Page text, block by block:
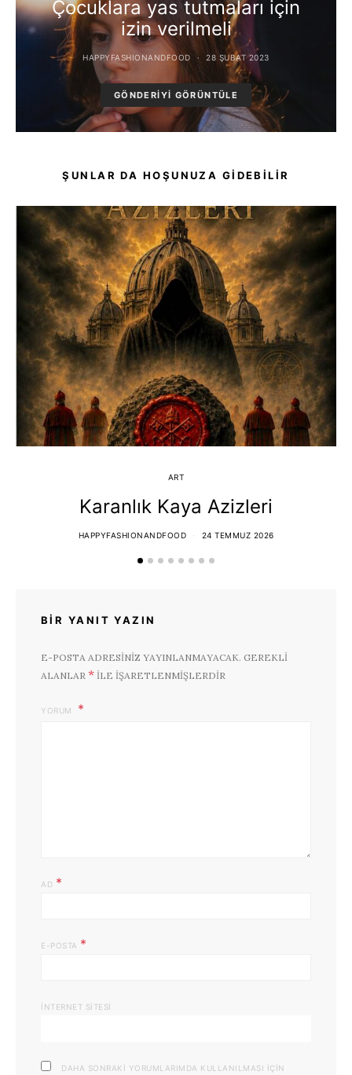
Çocuklara yas tutmaları için
izin verilmeli
HAPPYFASHIONANDFOOD 28 ŞUBAT 2023
GÖNDERIYI GÖRÜNTÜLE
ŞUNLAR DA HOŞUNUZA GIDEBILIR
ART
Karanlık Kaya Azizleri
HAPPYFASHIONANDFOOD 24 TEMMUZ 2026
BIR YANIT YAZIN
E-POSTA ADRESINIZ YAYINLANMAYACAK. GEREKLI
ALANLAR * ILE IŞARETLENMIŞLERDIR
YORUM
AD *
E-POSTA *
İNTERNET SITESI
DAHA SONRAKI YORUMLARIMDA KULLANILMASI IÇIN